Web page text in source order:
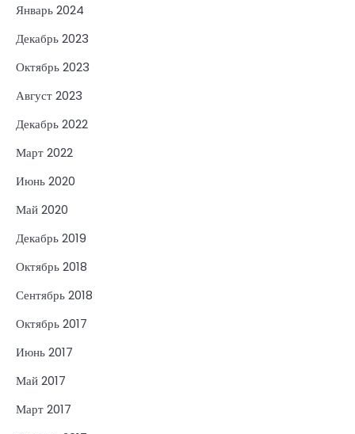
Январь 2024
Декабрь 2023
Октябрь 2023
Август 2023
Декабрь 2022
Март 2022
Июнь 2020
Май 2020
Декабрь 2019
Октябрь 2018
Сентябрь 2018
Октябрь 2017
Июнь 2017
Май 2017
Март 2017